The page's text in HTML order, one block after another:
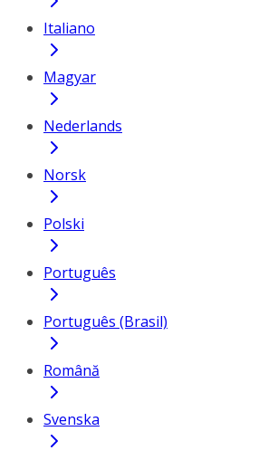
Italiano
Magyar
Nederlands
Norsk
Polski
Português
Português (Brasil)
Română
Svenska